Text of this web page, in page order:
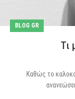
BLOG GR
Τι
Καθώς το